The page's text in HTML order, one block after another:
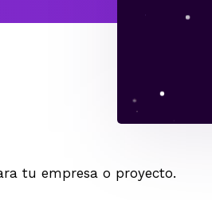
tu empresa o proyecto.